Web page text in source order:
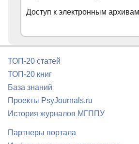
Доступ к электронным
ТОП-20 статей
ТОП-20 книг
База знаний
Проекты PsyJournals.ru
История журналов МГППУ
Партнеры портала